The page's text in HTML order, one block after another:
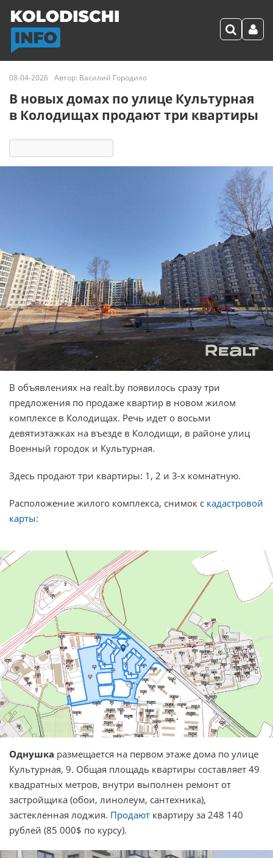
08-04-2026 Автор: Василий Городило
В новых домах по улице Культурная
в Колодищах продают три квартиры
В объявлениях на realt.by появилось сразу три
предложения по продаже квартир в новом жилом
комплексе в Колодищах. Речь идет о восьми
девятиэтажках на въезде в Колодищи, в районе улиц
Военный городок и Культурная.
Здесь продают три квартиры: 1, 2 и 3-х комнатную.
Расположение жилого комплекса, снимок с кадастровой
карты:
Однушка размещается на первом этаже дома по улице
Культурная, 9. Общая площадь квартиры составляет 49
квадратных метров, внутри выполнен ремонт от
застройщика (обои, линолеум, сантехника),
застекленная лоджия. Продают квартиру за 248 140
рублей (85 000$ по курсу).